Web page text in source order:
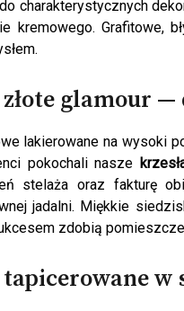
charakterystycznych
kremowego. Grafitowe,
złote glamour
lakierowane na wysoki
pokochali nasze
stelaża oraz fakturę
jadalni. Miękkie
zdobią
tapicerowane